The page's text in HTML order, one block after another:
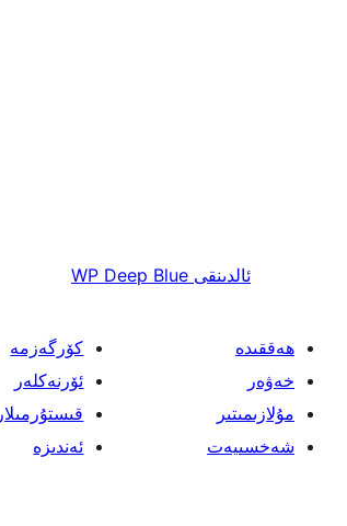
ئالدىنقى WP Deep Blue
ھەققىدە
خەۋەر
مۇلازىمىتىر
شەخسىيەت
كۆرگەزمە
ئۆرنەكلەر
قىستۇرمىلار
ئەندىزە